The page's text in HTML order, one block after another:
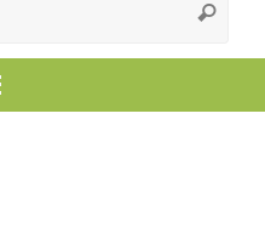
Buscar